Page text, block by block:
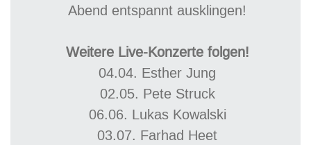
Abend entspannt ausklingen!
Weitere Live-Konzerte folgen!
04.04. Esther Jung
02.05. Pete Struck
06.06. Lukas Kowalski
03.07. Farhad Heet